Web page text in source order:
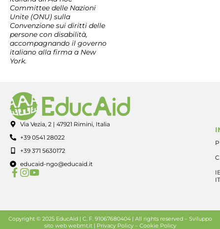
Committee delle Nazioni
Unite (ONU) sulla
Convenzione sui diritti delle
persone con disabilità,
accompagnando il governo
italiano alla firma a New
York.
Via Vezia, 2 | 47921 Rimini, Italia
+39 0541 28022
+39 371 5630172
educaid-ngo@educaid.it
Copyright © 2025 EducAid | C. F. 91067680404 | All rights reserved – Sviluppo
sito webwebmt.it | Privacy Policy– Cookie Policy